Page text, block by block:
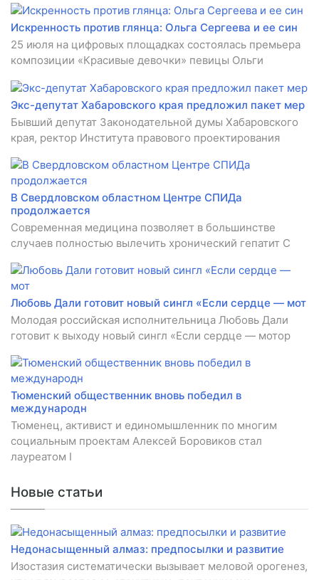
Искренность против глянца: Ольга Сергеева и ее син
25 июля на цифровых площадках состоялась премьера
композиции «Красивые девочки» певицы Ольги
Экс-депутат Хабаровского края предложил пакет мер
Бывший депутат Законодательной думы Хабаровского
края, ректор Института правового проектирования
В Свердловском областном Центре СПИДа
продолжается
Современная медицина позволяет в большинстве
случаев полностью вылечить хронический гепатит C
Любовь Дали готовит новый сингл «Если сердце — мот
Молодая российская исполнительница Любовь Дали
готовит к выходу новый сингл «Если сердце — мотор
Тюменский общественник вновь победил в
международн
Тюменец, активист и единомышленник по многим
социальным проектам Алексей Боровиков стал
лауреатом I
Новые статьи
Недонасыщенный алмаз: предпосылки и развитие
Изостазия систематически вызывает меловой орогенез,